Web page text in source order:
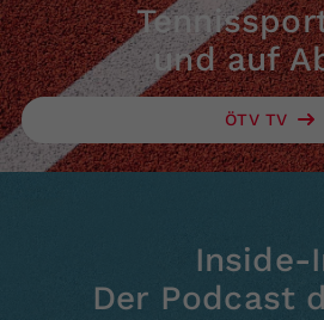
und auf
ÖTV TV
Inside-
Der Podcast